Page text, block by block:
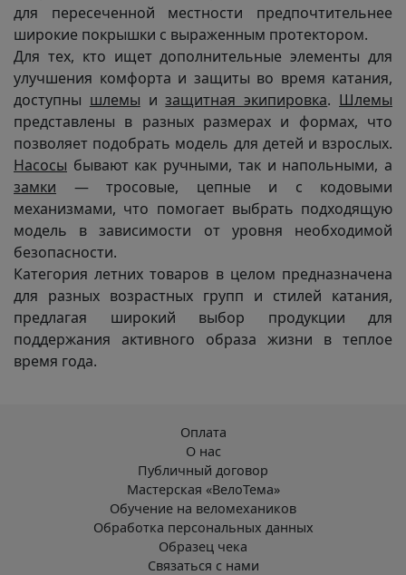
для пересеченной местности предпочтительнее
широкие покрышки с выраженным протектором.
Для тех, кто ищет дополнительные элементы для
улучшения комфорта и защиты во время катания,
доступны шлемы изащитная экипировка. Шлемы
представлены в разных размерах и формах, что
позволяет подобрать модель для детей и взрослых.
Насосы бывают как ручными, так и напольными, а
замки — тросовые, цепные и с кодовыми
механизмами, что помогает выбрать подходящую
модель в зависимости от уровня необходимой
безопасности.
Категория летних товаров в целом предназначена
для разных возрастных групп и стилей катания,
предлагая широкий выбор продукции для
поддержания активного образа жизни в теплое
время года.
Оплата
О нас
Публичный договор
Мастерская «ВелоТема»
Обучение на веломехаников
Обработка персональных данных
Образец чека
Связаться с нами